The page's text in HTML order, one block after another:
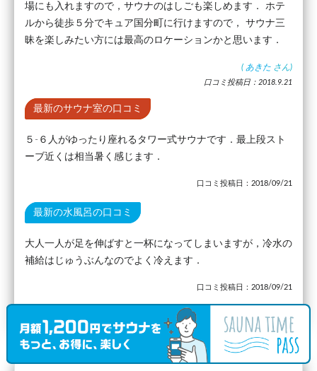
場にも入れますので，サウナのはしごも楽しめます． ホテ
ルから徒歩５分でキュア国分町に行けますので， サウナ三
昧を楽しみたい方には最高のロケーションかと思います．
( あきた さん)
口コミ投稿日：2018.9.21
最新のサウナ室の口コミ
５-６人がゆったり座れるタワー式サウナです．最上段スト
ーブ近くは相当暑く感じます．
口コミ投稿日：2018/09/21
最新の水風呂の口コミ
大人一人が足を伸ばすと一杯になってしまいますが，冷水の
補給はじゅうぶんなのでよく冷えます．
口コミ投稿日：2018/09/21